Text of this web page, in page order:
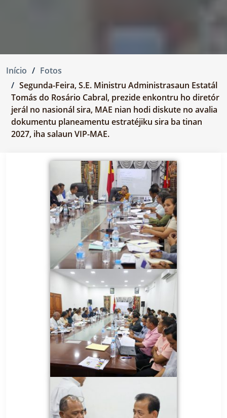
Início
Fotos
Segunda-Feira, S.E. Ministru Administrasaun Estatál
Tomás do Rosário Cabral, prezide enkontru ho diretór
jerál no nasionál sira, MAE nian hodi diskute no avalia
dokumentu planeamentu estratéjiku sira ba tinan
2027, iha salaun VIP-MAE.